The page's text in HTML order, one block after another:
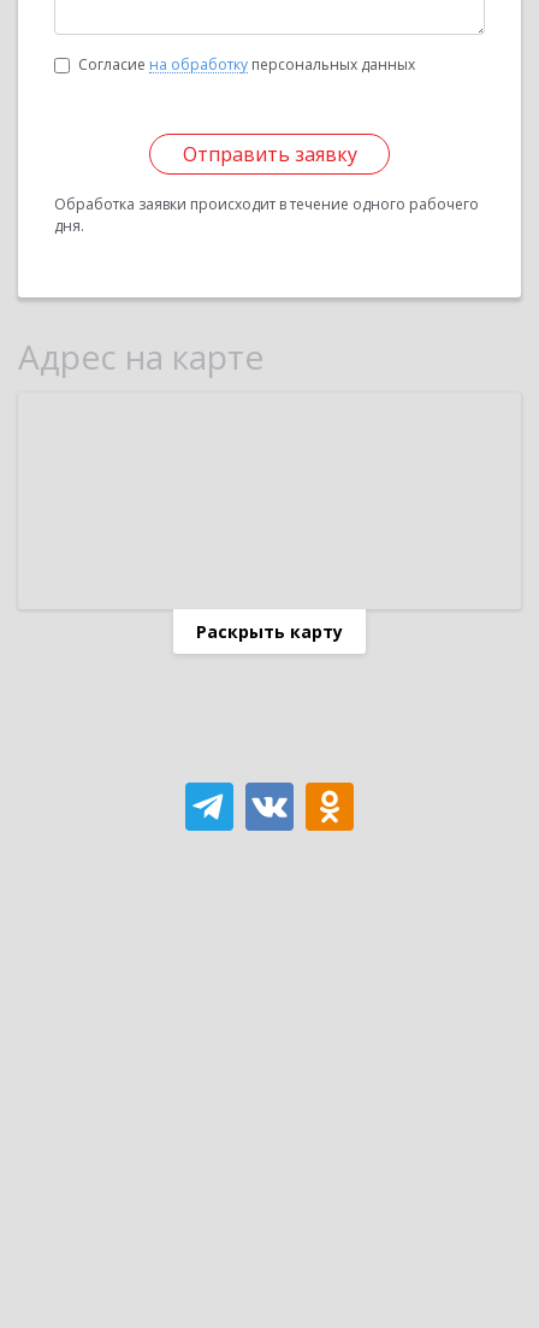
Согласие на обработку персональных данных
Отправить заявку
Обработка заявки происходит в течение одного рабочего
дня.
Адрес на карте
Раскрыть карту